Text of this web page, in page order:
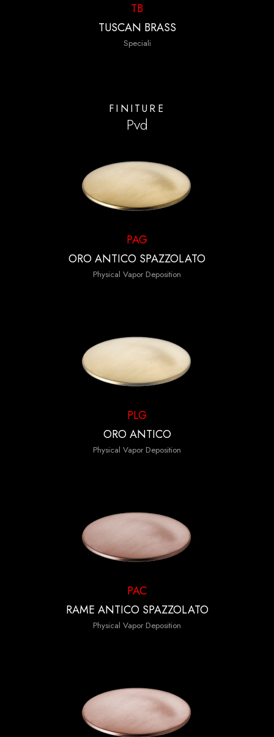
TB
TUSCAN BRASS
Speciali
FINITURE
Pvd
PAG
ORO ANTICO SPAZZOLATO
Physical Vapor Deposition
PLG
ORO ANTICO
Physical Vapor Deposition
PAC
RAME ANTICO SPAZZOLATO
Physical Vapor Deposition